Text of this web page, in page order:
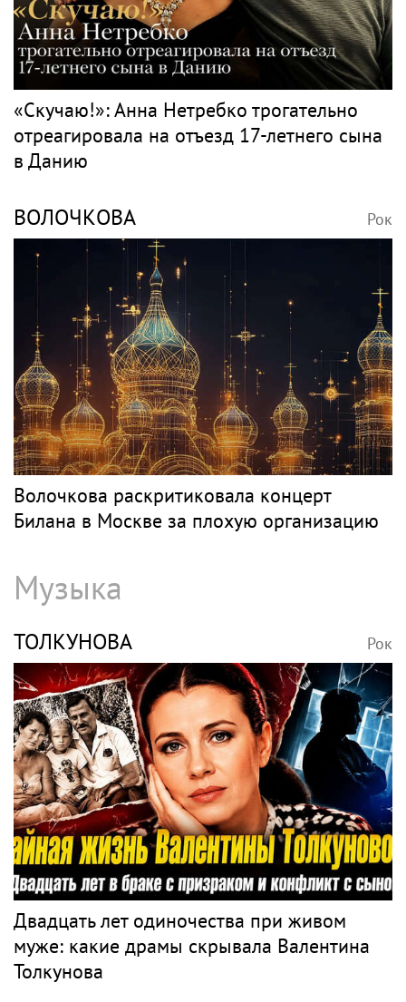
«Скучаю!»: Анна Нетребко трогательно
отреагировала на отъезд 17-летнего сына
в Данию
ВОЛОЧКОВА Рок
Волочкова раскритиковала концерт
Билана в Москве за плохую организацию
Музыка
ТОЛКУНОВА Рок
Двадцать лет одиночества при живом
муже: какие драмы скрывала Валентина
Толкунова